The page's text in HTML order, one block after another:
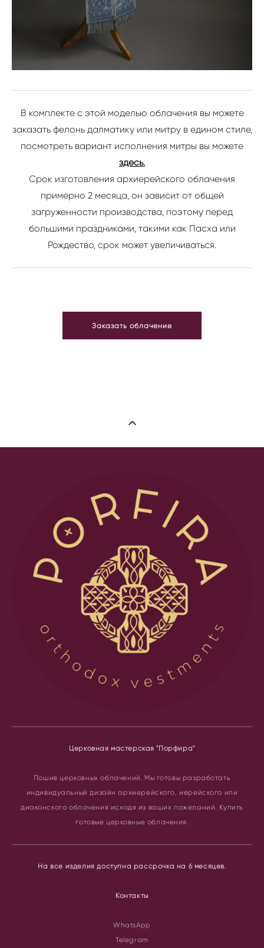
В комплекте с этой моделью облачения вы можете
заказать фелонь далматику или митру в едином стиле,
здесь.
Срок изготовления архиерейского облачения
примерно 2 месяца, он зависит от общей
загруженности производства, поэтому перед
большими праздниками, такими как Пасха или
Рождество, срок может увеличиваться.
Заказать облачение
Церковная мастерская "Порфира"
Пошив церковных облачений. Мы готовы разработать
индивидуальный дизайн архиерейского, иерейского или
диаконского облачения исходя из ваших пожеланий. Купить
готовые церковные облачения.
На все изделия доступна рассрочка на 6 месяцев.
Контакты
WhatsApp
Telegram